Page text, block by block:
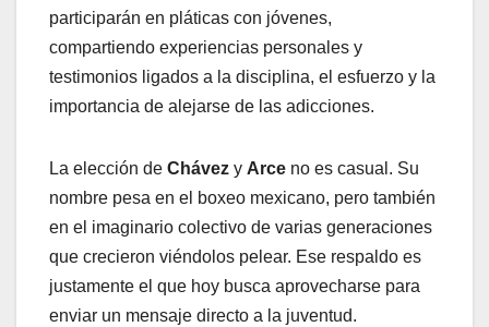
participarán en pláticas con jóvenes,
compartiendo experiencias personales y
testimonios ligados a la disciplina, el esfuerzo y la
importancia de alejarse de las adicciones.
La elección de Chávez y Arce no es casual. Su
nombre pesa en el boxeo mexicano, pero también
en el imaginario colectivo de varias generaciones
que crecieron viéndolos pelear. Ese respaldo es
justamente el que hoy busca aprovecharse para
enviar un mensaje directo a la juventud.